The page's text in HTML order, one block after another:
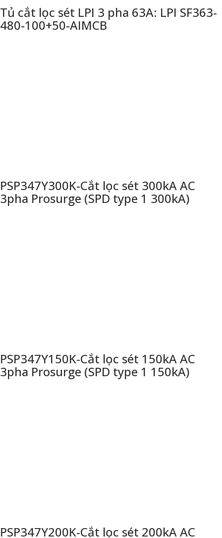
Tủ cắt lọc sét LPI 3 pha 63A: LPI SF363-
480-100+50-AIMCB
PSP347Y300K-Cắt lọc sét 300kA AC
3pha Prosurge (SPD type 1 300kA)
PSP347Y150K-Cắt lọc sét 150kA AC
3pha Prosurge (SPD type 1 150kA)
PSP347Y200K-Cắt lọc sét 200kA AC